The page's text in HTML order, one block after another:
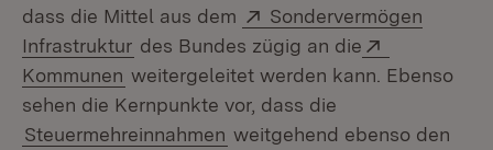
dass die Mittel aus dem
Extern:
Sondervermögen
Infrastruktur (Öffnet in neuem Fenster)
des Bundes zügig an die
Kommunen (Öffnet in neuem Fenster)
weitergeleitet werden kann. Ebenso
sehen die Kernpunkte vor, dass die
Steuermehreinnahmen weitgehend ebenso den